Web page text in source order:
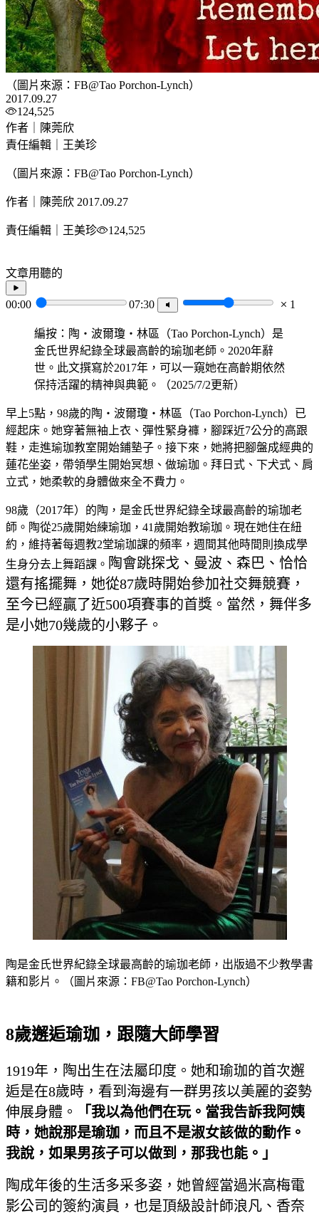
（圖片來源：FB@Tao Porchon-Lynch）
2017.09.27
124,525
作者｜陳莞欣
責任編輯｜王美珍
（圖片來源：FB@Tao Porchon-Lynch）
作者｜陳莞欣 2017.09.27
責任編輯｜王美珍 124,525
文章用聽的
00:00 07:30 1
編按：陶‧波爾瓊‧林區（Tao Porchon-Lynch）是
金氏世界紀錄全球最高齡的瑜珈老師。2020年辭
世。此文撰寫於2017年，可以一窺她在高齡期依然
保持活躍的精神與典範。（2025/7/2更新）
早上5點，98歲的陶‧波爾瓊‧林區（Tao Porchon-Lynch）已
經起床。她穿著無袖上衣、彈性緊身褲，腳踩近7公分的高跟
鞋，走進瑜珈教室開始鋪墊子。接下來，她將把腳盤成經典的
蓮花坐姿，帶領學生開始冥想、做瑜珈。拜日式、下犬式、肩
立式，她柔軟的身體做來全不費力。
98歲（2017年）的陶，是金氏世界紀錄全球最高齡的瑜珈老
師。陶從25歲開始練瑜珈，41歲開始教瑜珈。現在她住在紐
約，維持著每週教2堂瑜珈課的頻率，週間其他時間則換成學
生身分去上舞蹈課。 陶會跳探戈、曼波、森巴、恰恰
還有搖擺舞，她從87歲時開始參加社交舞競賽，
至今已經贏了近500項賽事的首獎。當然，舞伴多
是小她70幾歲的小夥子。
陶是金氏世界紀錄全球最高齡的瑜珈老師，出版過不少教學書
籍和影片。（圖片來源：FB@Tao Porchon-Lynch）
8歲邂逅瑜珈，跟隨大師學習
1919年，陶出生在法屬印度。她和瑜珈的首次邂
逅是在8歲時，看到海邊有一群男孩以美麗的姿勢
伸展身體。
「我以為他們在玩。當我告訴我阿姨
時，她說那是瑜珈，而且不是淑女該做的動作。
我說，如果男孩子可以做到，那我也能。」
陶成年後的生活多采多姿，她曾經當過米高梅電
影公司的簽約演員，也是頂級設計師浪凡、香奈